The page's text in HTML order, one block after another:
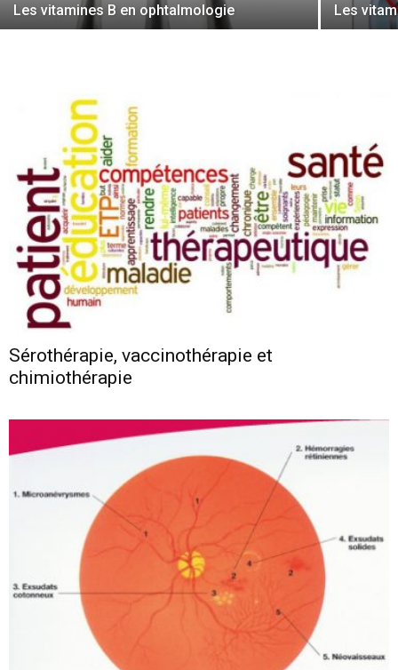
Les vitamines B en ophtalmologie Les
Sérothérapie, vaccinothérapie et
chimiothérapie